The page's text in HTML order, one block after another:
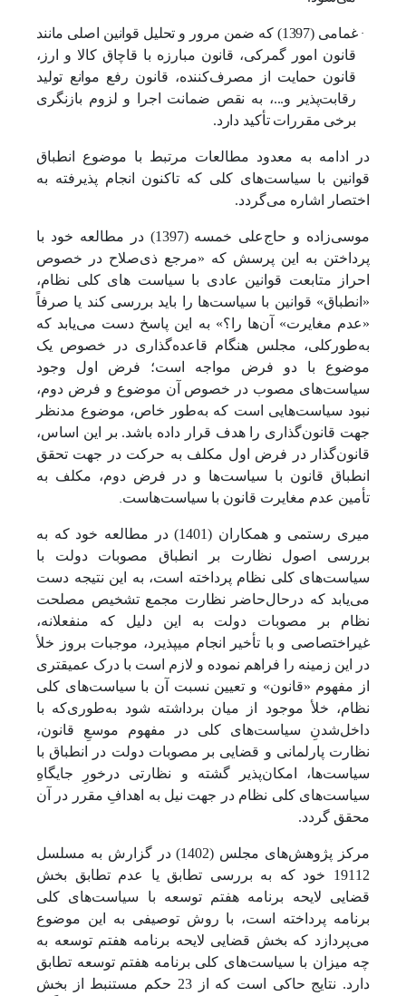
·
غمامی (1397) که ضمن مرور و تحلیل قوانین اصلی مانند
قانون امور گمرکی، قانون مبارزه با قاچاق کالا و ارز،
قانون حمایت از مصرف‌کننده، قانون رفع موانع تولید
رقابت‌پذیر و...، به نقص ضمانت اجرا و لزوم بازنگری
برخی مقررات تأکید دارد.
در ادامه به معدود مطالعات مرتبط با موضوع انطباق
قوانین با سیاست‌های کلی که تاکنون انجام پذیرفته به
اختصار اشاره می‌گردد.
موسی‌زاده و حاج‌علی‌ خمسه (1397) در مطالعه خود با
پرداختن به این پرسش که «مرجع ذی‌صلاح در خصوص
احراز متابعت قوانین عادی با سیاست های کلی نظام،
«انطباق» قوانین با سیاست‌ها را باید بررسی کند یا صرفاً
«عدم مغایرت» آن‌ها را؟» به این پاسخ دست می‌یابد که
به‌طورکلی، مجلس هنگام قاعده‌گذاری در خصوص یک
موضوع با دو فرض مواجه است؛ فرض اول وجود
سیاست‌های مصوب در خصوص آن موضوع و فرض دوم،
نبود سیاست‌هایی است که به‌طور خاص، موضوع مدنظر
جهت قانون‌گذاری را هدف قرار داده باشد. بر ‌این ‌اساس،
قانون‌گذار در فرض اول مکلف به حرکت در جهت تحقق
انطباق قانون با سیاست‌ها و در فرض دوم، مکلف به
تأمین عدم مغایرت قانون با سیاست‌هاست.
میری رستمی و همکاران (1401) در مطالعه خود که به
بررسی اصول نظارت بر انطباق مصوبات دولت با
سیاست‌های کلی نظام پرداخته است، به این نتیجه دست
می‌یابد که در‌حال‌حاضر نظارت مجمع تشخیص مصلحت
نظام بر مصوبات دولت به این دلیل که منفعلانه،
غیراختصاصی و با تأخیر انجام می­پذیرد، موجبات بروز خلأ
در این زمینه را فراهم نموده و لازم است با درک عمیق­تری
از مفهوم «قانون» و تعیین نسبت آن با سیاست‌های کلی
نظام، خلأ موجود از میان برداشته شود به‌طوری‌که با
داخل‌شدنِ سیاست‌های کلی در مفهوم موسعِ قانون،
نظارت پارلمانی و قضایی بر مصوبات دولت در انطباق با
سیاست­‌ها، امکان­‌پذیر گشته و نظارتی درخورِ جایگاهِ
سیاست‌های کلی نظام در جهت نیل به اهدافِ مقرر در آن
محقق گردد.
مرکز پژوهش‌های مجلس (1402) در گزارش به مسلسل
19112 خود که به بررسی تطابق یا عدم تطابق بخش
قضایی لایحه برنامه هفتم توسعه با سیاست‌های کلی
برنامه پرداخته است، با روش توصیفی به این موضوع
می‌پردازد که بخش قضایی لایحه برنامه هفتم توسعه به
چه میزان با سیاست‌های کلی برنامه هفتم توسعه تطابق
دارد. نتایج حاکی است که از 23 حکم مستنبط از بخش